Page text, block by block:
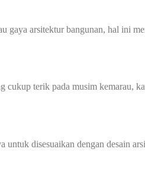
gaya arsitektur bangunan, hal ini
terik pada musim kemarau,
disesuaikan dengan desain